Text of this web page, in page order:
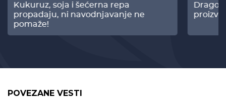
Kukuruz, soja i šećerna repa
propadaju, ni navodnjavanje ne
pomaže!
POVEZANE VESTI